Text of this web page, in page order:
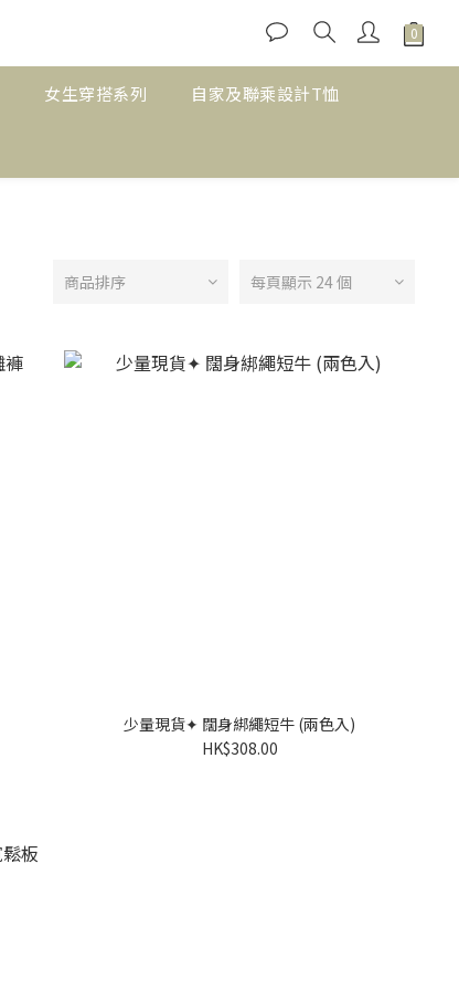
女生穿搭系列 自家及聯乘設計T恤
商品排序 每頁顯示 24 個
少量現貨✦ 闊身綁繩短牛 (兩色入)
HK$308.00